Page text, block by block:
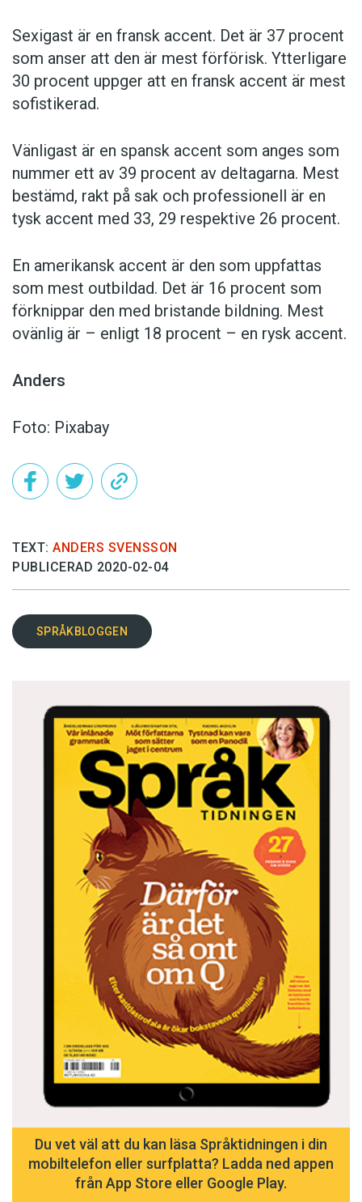
Sexigast är en fransk accent. Det är 37 procent
som anser att den är mest förförisk. Ytterligare
30 procent uppger att en fransk accent är mest
sofistikerad.
Vänligast är en spansk accent som anges som
nummer ett av 39 procent av deltagarna. Mest
bestämd, rakt på sak och professionell är en
tysk accent med 33, 29 respektive 26 procent.
En amerikansk accent är den som uppfattas
som mest outbildad. Det är 16 procent som
förknippar den med bristande bildning. Mest
ovänlig är – enligt 18 procent – en rysk accent.
Anders
Foto: Pixabay
TEXT: ANDERS SVENSSON
PUBLICERAD 2020-02-04
SPRÅKBLOGGEN
Du vet väl att du kan läsa Språktidningen i din
mobiltelefon eller surfplatta? Ladda ned appen
från App Store eller Google Play.